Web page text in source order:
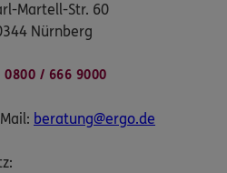
Martell-Str. 60
Nürnberg
0800 / 666 9000
beratung@ergo.de